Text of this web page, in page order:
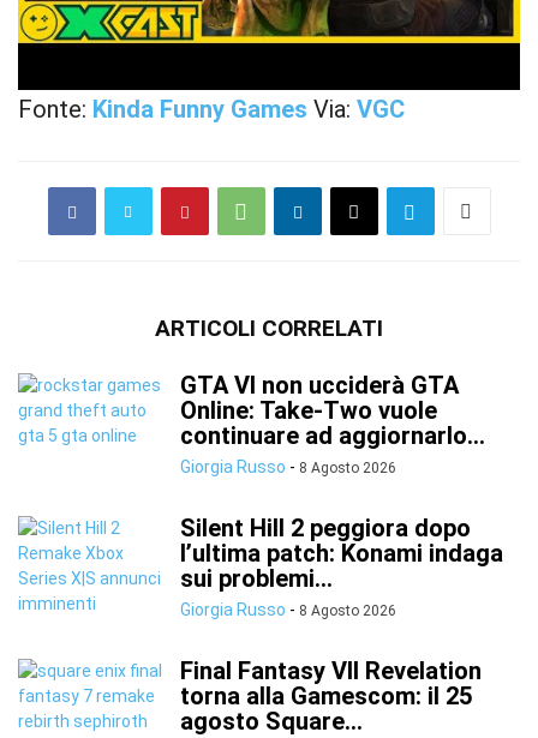
Fonte: Kinda Funny Games Via: VGC
ARTICOLI CORRELATI
GTA VI non ucciderà GTA
Online: Take-Two vuole
continuare ad aggiornarlo...
Giorgia Russo - 8 Agosto 2026
Silent Hill 2 peggiora dopo
l’ultima patch: Konami indaga
sui problemi...
Giorgia Russo - 8 Agosto 2026
Final Fantasy VII Revelation
torna alla Gamescom: il 25
agosto Square...